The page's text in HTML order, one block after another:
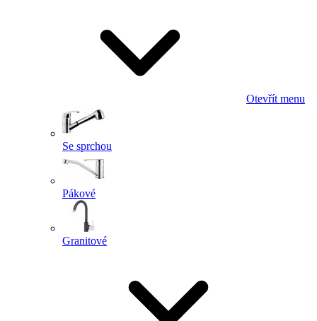
Otevřít menu
Se sprchou
Pákové
Granitové